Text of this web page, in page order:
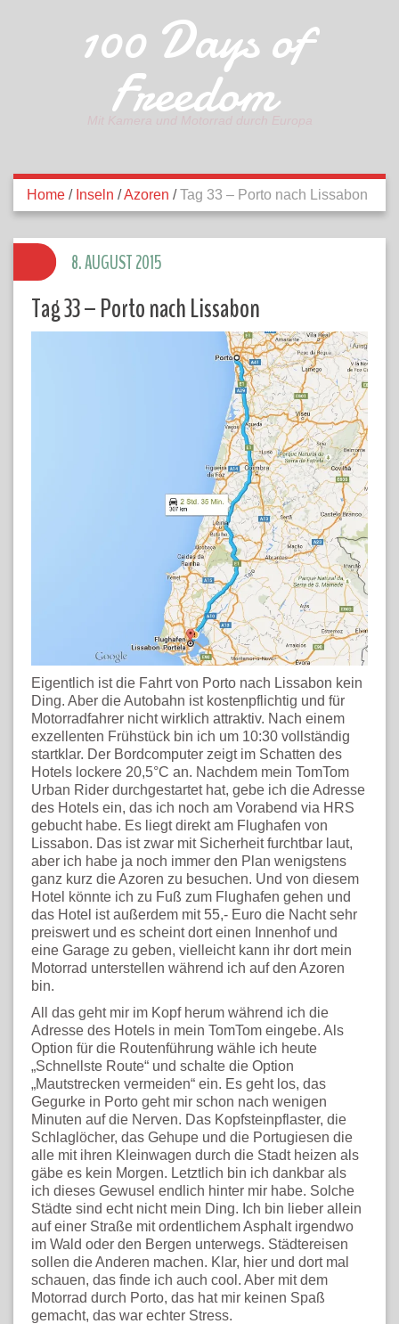
100 Days of
Freedom
Home / Inseln /Azoren / Tag 33 – Porto nach Lissabon
Tag 33 – Porto nach Lissabon
Eigentlich ist die Fahrt von Porto nach Lissabon kein
Ding. Aber die Autobahn ist kostenpflichtig und für
Motorradfahrer nicht wirklich attraktiv. Nach einem
exzellenten Frühstück bin ich um 10:30 vollständig
startklar. Der Bordcomputer zeigt im Schatten des
Hotels lockere 20,5°C an. Nachdem mein TomTom
Urban Rider durchgestartet hat, gebe ich die Adresse
des Hotels ein, das ich noch am Vorabend via HRS
gebucht habe. Es liegt direkt am Flughafen von
Lissabon. Das ist zwar mit Sicherheit furchtbar laut,
aber ich habe ja noch immer den Plan wenigstens
ganz kurz die Azoren zu besuchen. Und von diesem
Hotel könnte ich zu Fuß zum Flughafen gehen und
das Hotel ist außerdem mit 55,- Euro die Nacht sehr
preiswert und es scheint dort einen Innenhof und
eine Garage zu geben, vielleicht kann ihr dort mein
Motorrad unterstellen während ich auf den Azoren
bin.
All das geht mir im Kopf herum während ich die
Adresse des Hotels in mein TomTom eingebe. Als
Option für die Routenführung wähle ich heute
„Schnellste Route“ und schalte die Option
„Mautstrecken vermeiden“ ein. Es geht los, das
Gegurke in Porto geht mir schon nach wenigen
Minuten auf die Nerven. Das Kopfsteinpflaster, die
Schlaglöcher, das Gehupe und die Portugiesen die
alle mit ihren Kleinwagen durch die Stadt heizen als
gäbe es kein Morgen. Letztlich bin ich dankbar als
ich dieses Gewusel endlich hinter mir habe. Solche
Städte sind echt nicht mein Ding. Ich bin lieber allein
auf einer Straße mit ordentlichem Asphalt irgendwo
im Wald oder den Bergen unterwegs. Städtereisen
sollen die Anderen machen. Klar, hier und dort mal
schauen, das finde ich auch cool. Aber mit dem
Motorrad durch Porto, das hat mir keinen Spaß
gemacht, das war echter Stress.
8. AUGUST 2015